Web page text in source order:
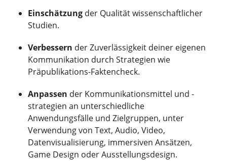
Einschätzung der Qualität wissenschaftlicher
Studien.
Verbessern der Zuverlässigkeit deiner eigenen
Kommunikation durch Strategien wie
Präpublikations-Faktencheck.
Anpassen der Kommunikationsmittel und -
strategien an unterschiedliche
Anwendungsfälle und Zielgruppen, unter
Verwendung von Text, Audio, Video,
Datenvisualisierung, immersiven Ansätzen,
Game Design oder Ausstellungsdesign.